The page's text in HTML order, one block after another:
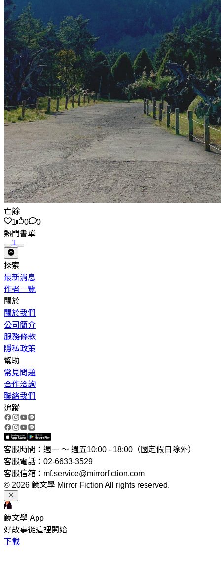
亡餘
1
0
0
熱門書單
1
探索
最新消息
作者一覽
關於
關於我們
公司簡介
服務條款
隱私政策
幫助
常見問題
合作洽詢
聯絡我們
追蹤
客服時間：週一 ～ 週五10:00 - 18:00（國定假日除外）
客服電話：02-6633-3529
客服信箱：mf.service@mirrorfiction.com
© 2026 鏡文學 Mirror Fiction All rights reserved.
鏡文學 App
好故事從這裡開始
下載